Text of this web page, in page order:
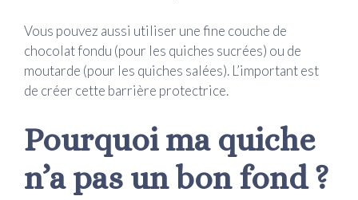
Vous pouvez aussi utiliser une fine couche de
chocolat fondu (pour les quiches sucrées) ou de
moutarde (pour les quiches salées). L’important est
de créer cette barrière protectrice.
Pourquoi ma quiche
n’a pas un bon fond ?